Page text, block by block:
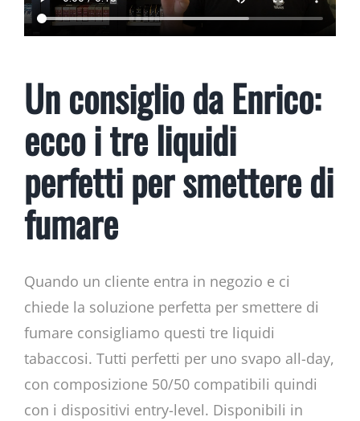
Un consiglio da Enrico:
ecco i tre liquidi
perfetti per smettere di
fumare
Quando un cliente entra in negozio e ci
chiede la soluzione perfetta per smettere di
fumare consigliamo questi tre liquidi
tabaccosi. Tutti perfetti per uno svapo all-day,
con composizione 50/50 compatibili quindi
con i dispositivi entry-level. Disponibili in